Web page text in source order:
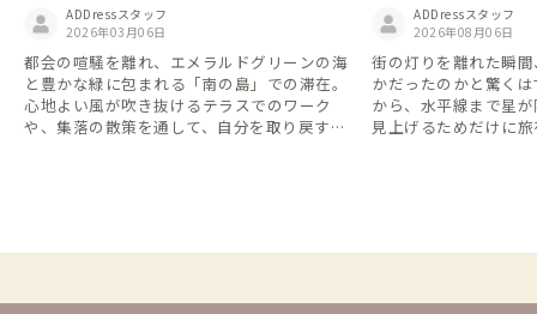
ADDressスタッフ
2026年03月06日
都会の喧騒を離れ、エメラルドグリーンの海
と豊かな緑に包まれる「南の島」での滞在。
心地よい風が吹き抜けるテラスでのワーク
や、集落の散策を通して、自分を取り戻す贅
ADDressスタッフ
2026年08月06日
街の灯りを離れた瞬
かだったのかと驚く
から、水平線まで星
見上げるためだけに